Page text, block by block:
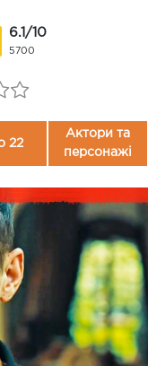
6.1/10
5700
22
Актори та
персонажі